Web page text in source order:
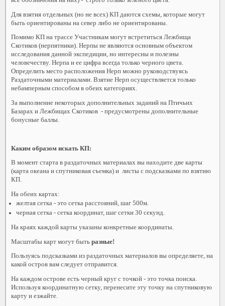
Для взятия отдельных (но не всех) КП даются схемы, которые могут
быть ориентированы на север либо не ориентированы.
Помимо КП на трассе Участникам могут встретиться Лежбища
Скотиков (нерпятники). Нерпы не являются основным объектом
исследования данной экспедиции, но интересны и полезны
человечеству. Нерпа и ее цифра всегда только черного цвета.
Определить место расположения Нерп можно руководствуясь
Раздаточными материалами. Взятие Нерп осуществляется только
небамперным способом в обеих категориях.
За выполнение некоторых дополнительных заданий на Птичьих
Базарах и Лежбищах Скотиков - предусмотрены дополнительные
бонусные баллы.
Каким образом искать КП:
В момент старта в раздаточных материалах вы находите две карты
(карта океана и спутниковая съемка) и листы с подсказками по взятию
КП.
На обеих картах:
желтая сетка - это сетка расстояний, шаг 500м.
черная сетка - сетка координат, шаг сетки 30 секунд.
На краях каждой карты указаны конкретные координаты.
Масштабы карт могут быть разные!
Пользуясь подсказками из раздаточных материалов вы определяете, на
какой остров вам следует отправится.
На каждом острове есть черный круг с точкой - это точка поиска.
Используя координатную сетку, перенесите эту точку на спутниковую
карту и езжайте.